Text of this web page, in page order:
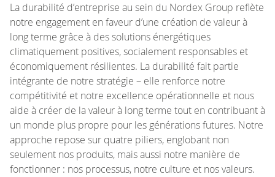
La durabilité d’entreprise au sein du Nordex Group reflète
notre engagement en faveur d’une création de valeur à
long terme grâce à des solutions énergétiques
climatiquement positives, socialement responsables et
économiquement résilientes. La durabilité fait partie
intégrante de notre stratégie – elle renforce notre
compétitivité et notre excellence opérationnelle et nous
aide à créer de la valeur à long terme tout en contribuant à
un monde plus propre pour les générations futures. Notre
approche repose sur quatre piliers, englobant non
seulement nos produits, mais aussi notre manière de
fonctionner : nos processus, notre culture et nos valeurs.